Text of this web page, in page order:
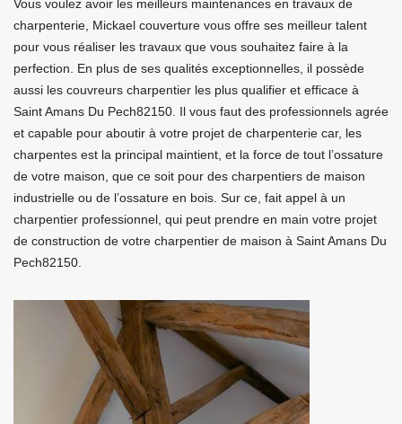
Vous voulez avoir les meilleurs maintenances en travaux de
charpenterie, Mickael couverture vous offre ses meilleur talent
pour vous réaliser les travaux que vous souhaitez faire à la
perfection. En plus de ses qualités exceptionnelles, il possède
aussi les couvreurs charpentier les plus qualifier et efficace à
Saint Amans Du Pech82150. Il vous faut des professionnels agrée
et capable pour aboutir à votre projet de charpenterie car, les
charpentes est la principal maintient, et la force de tout l’ossature
de votre maison, que ce soit pour des charpentiers de maison
industrielle ou de l’ossature en bois. Sur ce, fait appel à un
charpentier professionnel, qui peut prendre en main votre projet
de construction de votre charpentier de maison à Saint Amans Du
Pech82150.